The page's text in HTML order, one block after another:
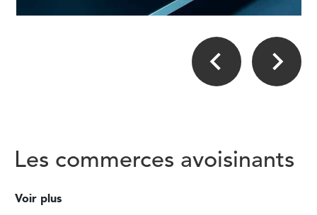
Les commerces avoisinants
Voir plus